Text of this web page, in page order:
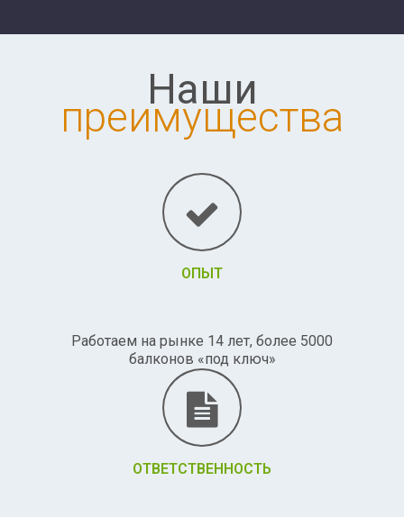
Наши
преимущества
ОПЫТ
Работаем на рынке 14 лет, более 5000
балконов «под ключ»
ОТВЕТСТВЕННОСТЬ